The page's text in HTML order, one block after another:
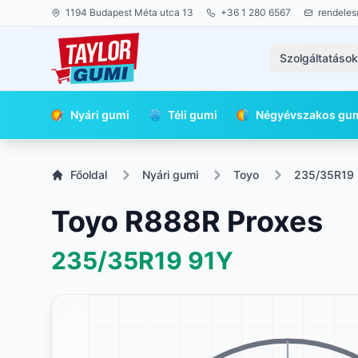
1194 Budapest Méta utca 13 +36 1 280 6567
Szolgáltatások
Nyári gumi Téli gumi Négyévszakos
Főoldal Nyári gumi Toyo 235/35R19
Toyo R888R Proxes
235/35R19 91Y